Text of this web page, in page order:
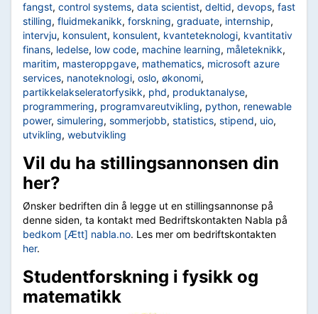
fangst, control systems, data scientist, deltid, devops, fast
stilling, fluidmekanikk, forskning, graduate, internship,
intervju, konsulent, konsulent, kvanteteknologi, kvantitativ
finans, ledelse, low code, machine learning, måleteknikk,
maritim, masteroppgave, mathematics, microsoft azure
services, nanoteknologi, oslo, økonomi,
partikkelakseleratorfysikk, phd, produktanalyse,
programmering, programvareutvikling, python, renewable
power, simulering, sommerjobb, statistics, stipend, uio,
utvikling, webutvikling
Vil du ha stillingsannonsen din
her?
Ønsker bedriften din å legge ut en stillingsannonse på
denne siden, ta kontakt med Bedriftskontakten Nabla på
bedkom [Ætt] nabla.no. Les mer om bedriftskontakten
her.
Studentforskning i fysikk og
matematikk